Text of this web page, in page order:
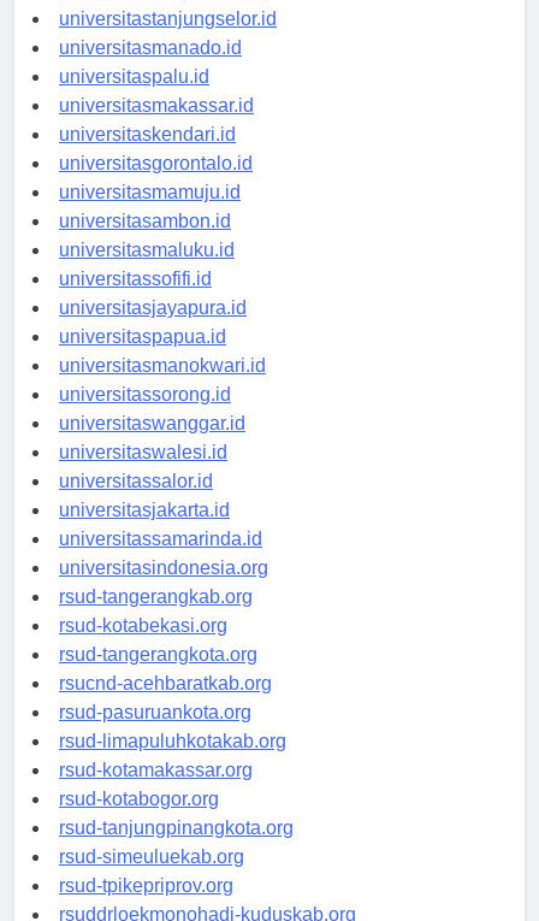
universitasbanjarbaru.id
universitastanjungselor.id
universitasmanado.id
universitaspalu.id
universitasmakassar.id
universitaskendari.id
universitasgorontalo.id
universitasmamuju.id
universitasambon.id
universitasmaluku.id
universitassofifi.id
universitasjayapura.id
universitaspapua.id
universitasmanokwari.id
universitassorong.id
universitaswanggar.id
universitaswalesi.id
universitassalor.id
universitasjakarta.id
universitassamarinda.id
universitasindonesia.org
rsud-tangerangkab.org
rsud-kotabekasi.org
rsud-tangerangkota.org
rsucnd-acehbaratkab.org
rsud-pasuruankota.org
rsud-limapuluhkotakab.org
rsud-kotamakassar.org
rsud-kotabogor.org
rsud-tanjungpinangkota.org
rsud-simeuluekab.org
rsud-tpikepriprov.org